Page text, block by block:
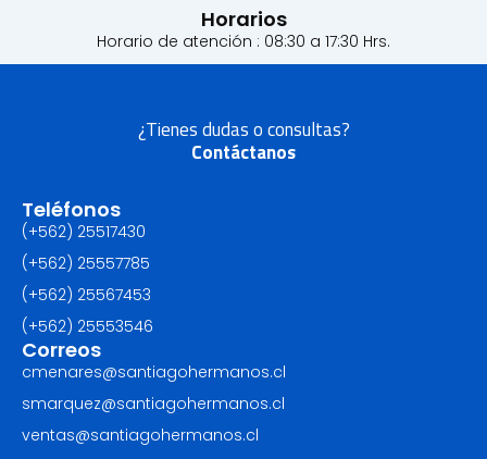
Horarios
Horario de atención : 08:30 a 17:30 Hrs.
¿Tienes dudas o consultas?
Contáctanos
Teléfonos
(+562) 25517430‬
(+562) 25557785
(+562) 25567453‬
(+562) ‪25553546
Correos
cmenares@santiagohermanos.cl
smarquez@santiagohermanos.cl
ventas@santiagohermanos.cl